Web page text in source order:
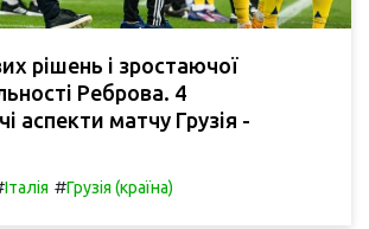
рішень і зростаючої
Реброва. 4
аспекти матчу Грузія -
Італія #Грузія (країна)